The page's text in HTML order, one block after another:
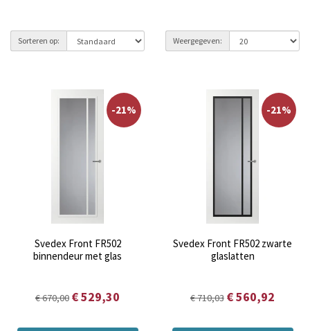
Sorteren op: Weergegeven:
-21%
Svedex Front FR502
binnendeur met glas
€ 670,00 € 529,30
-21%
Svedex Front FR502 zwarte
glaslatten
€ 710,03 € 560,92